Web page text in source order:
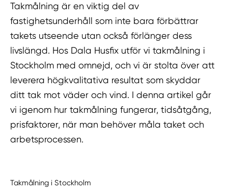
Takmålning är en viktig del av
fastighetsunderhåll som inte bara förbättrar
takets utseende utan också förlänger dess
livslängd. Hos Dala Husfix utför vi takmålning i
Stockholm med omnejd, och vi är stolta över att
leverera högkvalitativa resultat som skyddar
ditt tak mot väder och vind. I denna artikel går
vi igenom hur takmålning fungerar, tidsåtgång,
prisfaktorer, när man behöver måla taket och
arbetsprocessen.
Takmålning i Stockholm